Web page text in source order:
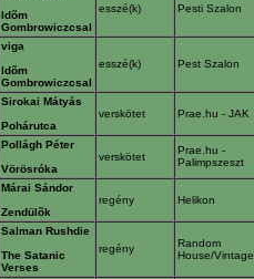
Idõm
Gombrowiczcsal
esszé(k) Pesti Szalon
viga
Idõm
Gombrowiczcsal
esszé(k) Pest Szalon
Sirokai Mátyás
Pohárutca
verskötet Prae.hu - JAK
Pollágh Péter
Vörösróka
verskötet
Prae.hu -
Palimpszeszt
Márai Sándor
Zendülõk
regény Helikon
Salman Rushdie
The Satanic
Verses
regény
Random
House/